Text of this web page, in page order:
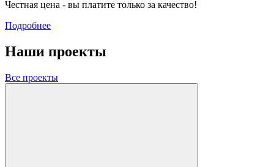
Честная цена - вы платите только за качество!
Подробнее
Наши проекты
Все проекты